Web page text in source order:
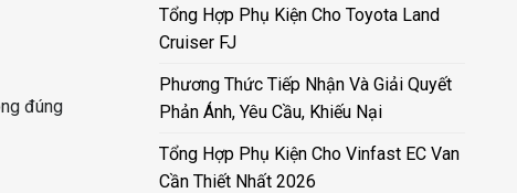
đúng
Tổng Hợp Phụ Kiện Cho Toyota Land
Cruiser FJ
Phương Thức Tiếp Nhận Và Giải Quyết
Phản Ánh, Yêu Cầu, Khiếu Nại
Tổng Hợp Phụ Kiện Cho Vinfast EC Van
Cần Thiết Nhất 2026